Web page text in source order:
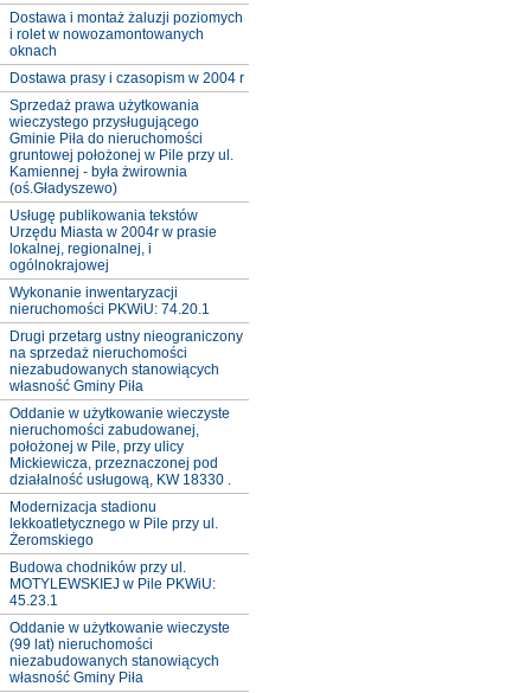
Dostawa i montaż żaluzji poziomych
i rolet w nowozamontowanych
oknach
Dostawa prasy i czasopism w 2004 r
Sprzedaż prawa użytkowania
wieczystego przysługującego
Gminie Piła do nieruchomości
gruntowej położonej w Pile przy ul.
Kamiennej - była żwirownia
(oś.Gładyszewo)
Usługę publikowania tekstów
Urzędu Miasta w 2004r w prasie
lokalnej, regionalnej, i
ogólnokrajowej
Wykonanie inwentaryzacji
nieruchomości PKWiU: 74.20.1
Drugi przetarg ustny nieograniczony
na sprzedaż nieruchomości
niezabudowanych stanowiących
własność Gminy Piła
Oddanie w użytkowanie wieczyste
nieruchomości zabudowanej,
położonej w Pile, przy ulicy
Mickiewicza, przeznaczonej pod
działalność usługową, KW 18330 .
Modernizacja stadionu
lekkoatletycznego w Pile przy ul.
Żeromskiego
Budowa chodników przy ul.
MOTYLEWSKIEJ w Pile PKWiU:
45.23.1
Oddanie w użytkowanie wieczyste
(99 lat) nieruchomości
niezabudowanych stanowiących
własność Gminy Piła